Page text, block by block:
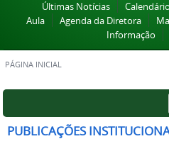
Últimas Notícias
Aula
Agenda da Diretora
Informação
PÁGINA INICIAL
PUBLICAÇÕES